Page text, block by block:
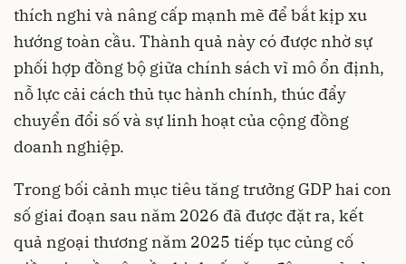
thích nghi và nâng cấp mạnh mẽ để bắt kịp xu
hướng toàn cầu. Thành quả này có được nhờ sự
phối hợp đồng bộ giữa chính sách vĩ mô ổn định,
nỗ lực cải cách thủ tục hành chính, thúc đẩy
chuyển đổi số và sự linh hoạt của cộng đồng
doanh nghiệp.
Trong bối cảnh mục tiêu tăng trưởng GDP hai con
số giai đoạn sau năm 2026 đã được đặt ra, kết
quả ngoại thương năm 2025 tiếp tục củng cố